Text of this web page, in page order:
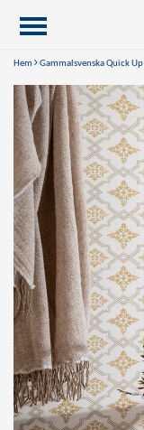
Hem Gammalsvenska Quick Up